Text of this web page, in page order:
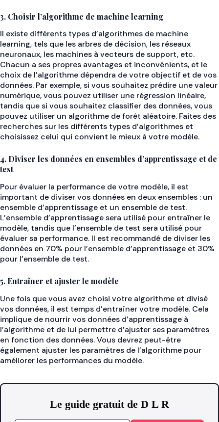
3. Choisir l’algorithme de machine learning
Il existe différents types d’algorithmes de machine
learning, tels que les arbres de décision, les réseaux
neuronaux, les machines à vecteurs de support, etc.
Chacun a ses propres avantages et inconvénients, et le
choix de l’algorithme dépendra de votre objectif et de vos
données. Par exemple, si vous souhaitez prédire une valeur
numérique, vous pouvez utiliser une régression linéaire,
tandis que si vous souhaitez classifier des données, vous
pouvez utiliser un algorithme de forêt aléatoire. Faites des
recherches sur les différents types d’algorithmes et
choisissez celui qui convient le mieux à votre modèle.
4. Diviser les données en ensembles d’apprentissage et de
test
Pour évaluer la performance de votre modèle, il est
important de diviser vos données en deux ensembles : un
ensemble d’apprentissage et un ensemble de test.
L’ensemble d’apprentissage sera utilisé pour entraîner le
modèle, tandis que l’ensemble de test sera utilisé pour
évaluer sa performance. Il est recommandé de diviser les
données en 70% pour l’ensemble d’apprentissage et 30%
pour l’ensemble de test.
5. Entraîner et ajuster le modèle
Une fois que vous avez choisi votre algorithme et divisé
vos données, il est temps d’entraîner votre modèle. Cela
implique de nourrir vos données d’apprentissage à
l’algorithme et de lui permettre d’ajuster ses paramètres
en fonction des données. Vous devrez peut-être
également ajuster les paramètres de l’algorithme pour
améliorer les performances du modèle.
Le guide gratuit de D L R